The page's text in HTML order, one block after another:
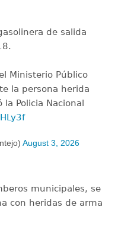
de salida
Ministerio Público
la persona herida
Policia Nacional
August 3, 2026
municipales, se
con heridas de arma